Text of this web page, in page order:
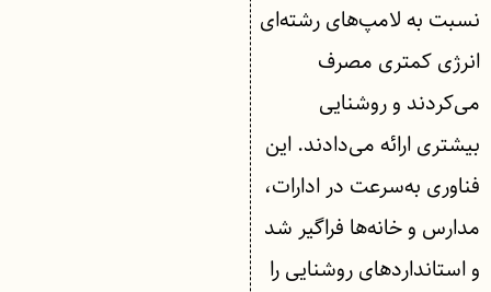
نسبت به لامپ‌های رشته‌ای
انرژی کمتری مصرف
می‌کردند و روشنایی
بیشتری ارائه می‌دادند. این
فناوری به‌سرعت در ادارات،
مدارس و خانه‌ها فراگیر شد
و استانداردهای روشنایی را